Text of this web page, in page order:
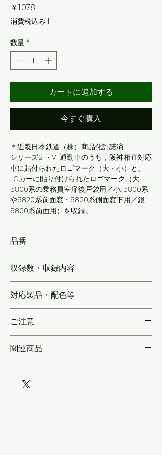
￥1,078
格
消費税込み
数量 *
カートに追加する
今すぐ購入
＊近畿日本鉄道（株）商品化許諾済
シリーズ21・VF通勤車のうち，阪神相直対応
車に貼付られたロゴマーク（大・小）と、
LCカーに貼り付けられたロゴマーク（大…
5800系の乗務員室扉後戸袋用／小…5800系
や5820系前面窓・5820系側面窓下用／銀…
5800系前面用）を収録。
品番
収録数・収録内容
分，【L/Cカーロゴ】1編成分。
対応製品・配色等
ご注意
関連商品